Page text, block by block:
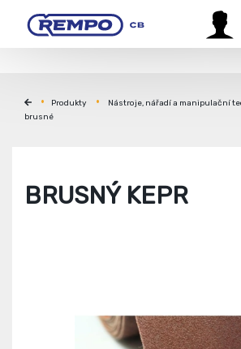
Produkty Nástroje, nářadí a manipulační
brusné
BRUSNÝ KEPR